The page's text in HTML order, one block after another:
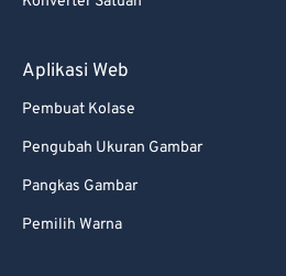
Aplikasi Web
Pembuat Kolase
Pengubah Ukuran Gambar
Pangkas Gambar
Pemilih Warna